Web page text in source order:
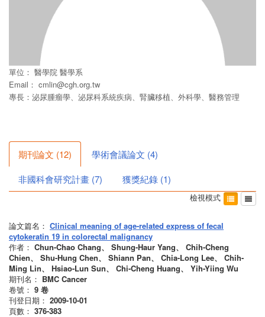
單位： 醫學院 醫學系
Email： cmlin@cgh.org.tw
專長：泌尿腫瘤學、泌尿科系統疾病、腎臟移植、外科學、醫務管理
期刊論文 (12) 學術會議論文 (4)
非國科會研究計畫 (7) 獲獎紀錄 (1)
檢視模式
論文篇名： Clinical meaning of age-related express of fecal
cytokeratin 19 in colorectal malignancy
作者： Chun-Chao Chang、 Shung-Haur Yang、 Chih-Cheng
Chien、 Shu-Hung Chen、 Shiann Pan、 Chia-Long Lee、 Chih-
Ming Lin、 Hsiao-Lun Sun、 Chi-Cheng Huang、 Yih-Yiing Wu
期刊名： BMC Cancer
卷號： 9 卷
刊登日期： 2009-10-01
頁數： 376-383